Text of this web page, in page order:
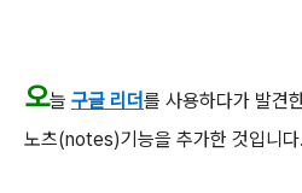
오늘 구글 리더를 사용하다가 발견
노츠(notes)기능을 추가한 것입니다.